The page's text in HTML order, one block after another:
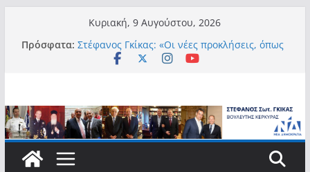
περιεχόμενο
Κυριακή, 9 Αυγούστου, 2026
Πρόσφατα: Στέφανος Γκίκας: «Οι νέες προκλήσεις, όπως
η τεχνητή νοημοσύνη, η κλιματική κρίση, η
απαντήσεις»
Στέφανος Γκίκας:
Στέφανος Γκίκας:
Στέφανος Γκίκας: «Η πρωτοβουλία “Smart